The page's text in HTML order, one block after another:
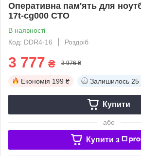
Оперативна пам'ять для
17t-cg000 CTO
В наявності
Код: DDR4-16
Роздріб
3 777 ₴ 3 976 ₴
Економія 199 ₴ Залишилось 25
Купити
або
Купити з